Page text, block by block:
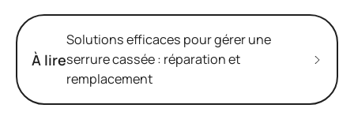
À lire
Solutions efficaces pour gérer une
serrure cassée : réparation et
remplacement